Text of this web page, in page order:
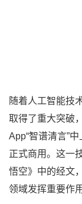
随着人工智能技
取得了重大突破
App“智谱清言”
正式商用。这一
悟空》中的经文
领域发挥重要作用